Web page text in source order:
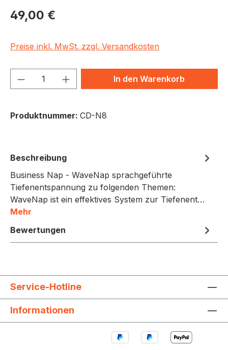
Regulärer Preis:
49,00 €
Preise inkl. MwSt. zzgl. Versandkosten
Produkt Anzahl: Gib denIn den Warenkorb
Produktnummer: CD-N8
Beschreibung
Business Nap - WaveNap sprachgeführte
Tiefenentspannung zu folgenden Themen:
WaveNap ist ein effektives System zur Tiefenent…
Mehr
Bewertungen
Service-Hotline
Informationen